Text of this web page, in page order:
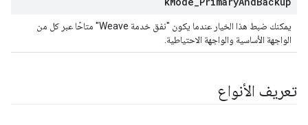
يمكنك ضبط هذا الخيار عندما يكون "نفق خدمة Weave" متاحًا عبر كل من
الواجهة الأساسية والواجهة الاحتياطية.
تعريف الأنواع